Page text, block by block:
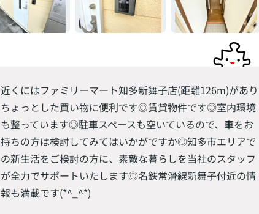
近くにはファミリーマート知多新舞子店(距離126m)があり
ちょっとした買い物に便利です◎賃貸物件です◎室内環境
も整っています◎駐車スペースも空いているので、車をお
持ちの方は検討してみてはいかがですか◎知多市エリアで
の新生活をご検討の方に、素敵な暮らしを当社のスタッフ
が全力でサポートいたします◎名鉄常滑線新舞子付近の情
報も満載です(*^_^*)